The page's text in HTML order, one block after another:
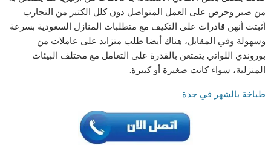
من صبر وحرص على العمل المتواصل دون كلل الكثير من التجارب
أثبتت أنهن قادرات على التكيف مع متطلبات المنازل السعودية بسرعة
وسهولة وفي المقابل، هناك أيضا طلب متزايد على عاملات من
بوروندي اللواتي يتمتعن بالقدرة على التعامل مع مختلف البيئات
المنزلية، سواء كانت صغيرة أو كبيرة.
طباخة بالشهر في جدة